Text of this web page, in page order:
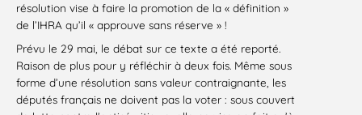
résolution vise à faire la promotion de la « définition »
de l’IHRA qu’il « approuve sans réserve » !
Prévu le 29 mai, le débat sur ce texte a été reporté.
Raison de plus pour y réfléchir à deux fois. Même sous
forme d’une résolution sans valeur contraignante, les
députés français ne doivent pas la voter : sous couvert